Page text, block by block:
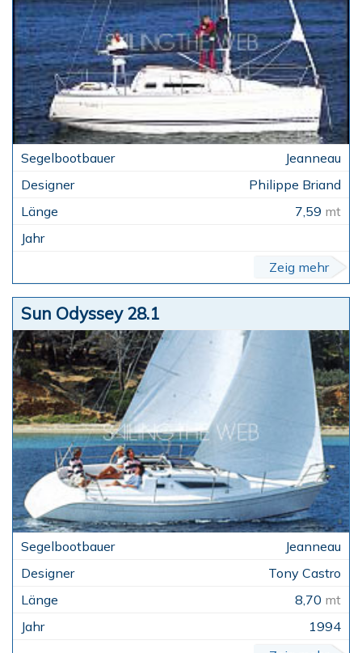
Jeanneau
Philippe Briand
7,59 mt
Zeig mehr
Sun Odyssey 28.1
Jeanneau
Tony Castro
8,70 mt
1994